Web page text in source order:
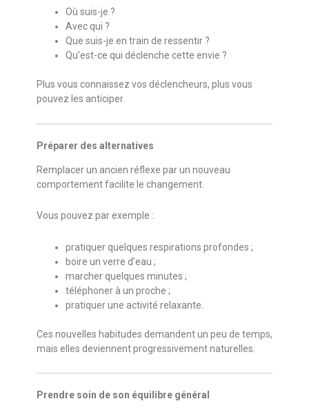
Où suis-je ?
Avec qui ?
Que suis-je en train de ressentir ?
Qu’est-ce qui déclenche cette envie ?
Plus vous connaissez vos déclencheurs, plus vous
pouvez les anticiper.
Préparer des alternatives
Remplacer un ancien réflexe par un nouveau
comportement facilite le changement.
Vous pouvez par exemple :
pratiquer quelques respirations profondes ;
boire un verre d’eau ;
marcher quelques minutes ;
téléphoner à un proche ;
pratiquer une activité relaxante.
Ces nouvelles habitudes demandent un peu de temps,
mais elles deviennent progressivement naturelles.
Prendre soin de son équilibre général